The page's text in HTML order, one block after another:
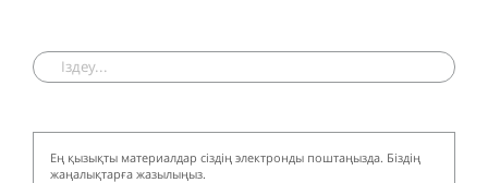
Ең қызықты материалдар сіздің электронды поштаңызда. Біздің
жаңалықтарға жазылыңыз.